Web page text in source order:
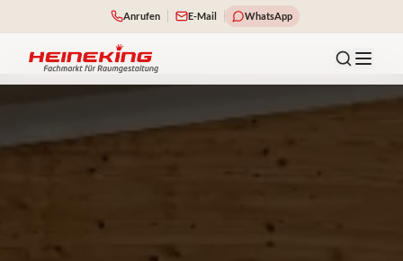
Anrufen E-Mail WhatsApp